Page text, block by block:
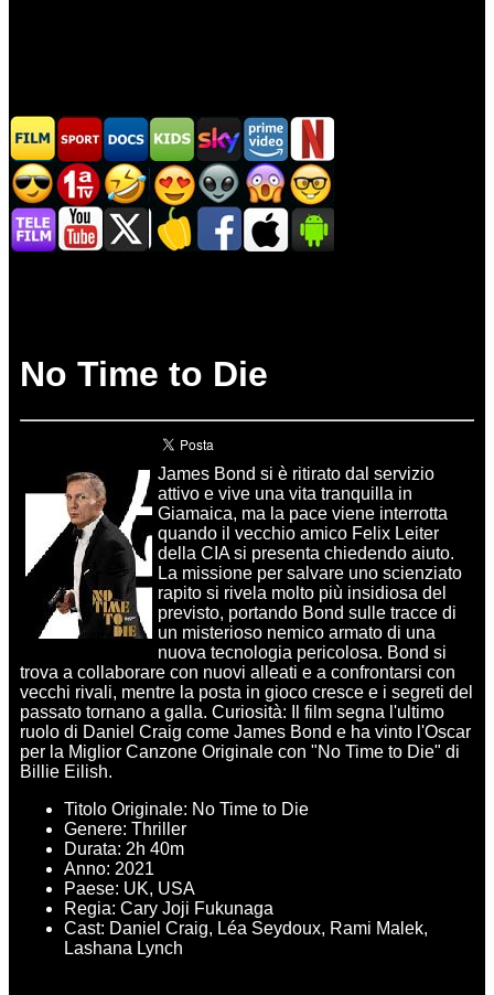
No Time to Die
James Bond si è ritirato dal servizio
attivo e vive una vita tranquilla in
Giamaica, ma la pace viene interrotta
quando il vecchio amico Felix Leiter
della CIA si presenta chiedendo aiuto.
La missione per salvare uno scienziato
rapito si rivela molto più insidiosa del
previsto, portando Bond sulle tracce di
un misterioso nemico armato di una
nuova tecnologia pericolosa. Bond si
trova a collaborare con nuovi alleati e a confrontarsi con
vecchi rivali, mentre la posta in gioco cresce e i segreti del
passato tornano a galla. Curiosità: Il film segna l'ultimo
ruolo di Daniel Craig come James Bond e ha vinto l'Oscar
per la Miglior Canzone Originale con "No Time to Die" di
Billie Eilish.
Titolo Originale: No Time to Die
Genere: Thriller
Durata: 2h 40m
Anno: 2021
Paese: UK, USA
Regia: Cary Joji Fukunaga
Cast: Daniel Craig, Léa Seydoux, Rami Malek,
Lashana Lynch